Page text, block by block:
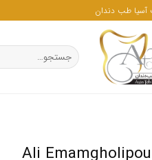
آسیا طب دندان
جستجو
برای:
Ali